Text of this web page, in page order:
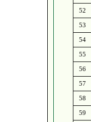
52
53
54
55
56
57
58
59